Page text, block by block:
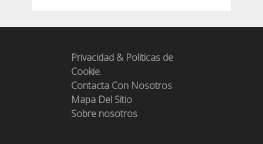
Privacidad & Politicas de
Cookie.
Contacta Con Nosotros
Mapa Del Sitio
Sobre nosotros